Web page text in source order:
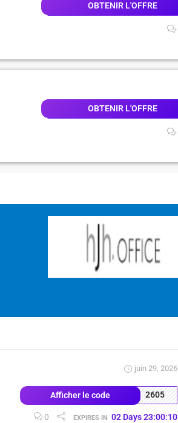
OBTENIR L'OFFRE
OBTENIR L'OFFRE
juin 29, 2026
Afficher le code 2605
0 EXPIRES IN 02 Days 23:00:09